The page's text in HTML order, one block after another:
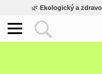
🌿 Ekologický a
Inovativní